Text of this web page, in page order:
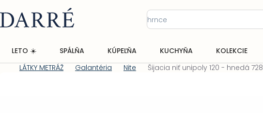
na
obsah
LETO ☀️ SPÁLŇA KÚPEĽŇA KUCHYŇA KOLEKCIE
LÁTKY METRÁŽ Galantéria Nite Šijacia niť unipoly 120 - hnedá 728